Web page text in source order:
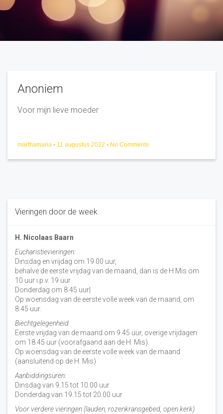
Anoniem
Voor mijn lieve moeder
marthamaria - 11 augustus 2022 - No Comments
Vieringen door de week
H. Nicolaas Baarn
Eucharistievieringen:
Dinsdag en vrijdag om 19.00 uur,
behalve de eerste vrijdag van de maand, dan is de H Mis om
10 uur i.p.v. 19 uur
Donderdag om 8.45 uur|
Op woensdag van de eerste volle week van de maand, om
8:45 uur.
Biechtgelegenheid
Eerste vrijdag van de maand om 9.45 uur, overige vrijdagen
om 18.45 uur (voorafgaand aan de H. Mis).
Op woensdag van de eerste volle week van de maand
(aansluitend op de H. Mis)
Aanbiddingsuren:
Dinsdag van 9.15 tot 10.00 uur
Donderdag van 19.15 tot 20.00 uur
Voor verdere vieringen (lauden, rozenkransgebed, open kerk)